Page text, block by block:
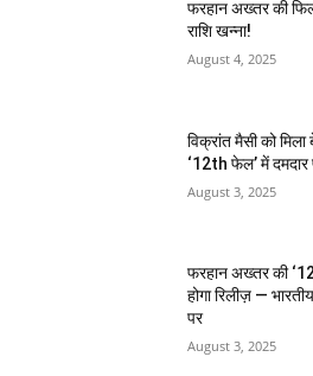
फरहान अख्तर की
राशि खन्ना!
August 4, 2025
विक्रांत मैसी को
‘12th फेल’ में दमदार
August 3, 2025
फरहान अख्तर की
होगा रिलीज़ —
पर
August 3, 2025